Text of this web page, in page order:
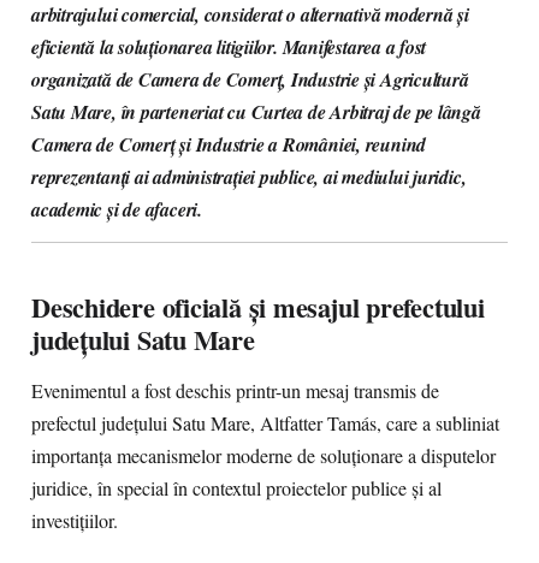
arbitrajului comercial, considerat o alternativă modernă și
eficientă la soluționarea litigiilor. Manifestarea a fost
organizată de Camera de Comerț, Industrie și Agricultură
Satu Mare, în parteneriat cu Curtea de Arbitraj de pe lângă
Camera de Comerț și Industrie a României, reunind
reprezentanți ai administrației publice, ai mediului juridic,
academic și de afaceri.
Deschidere oficială și mesajul prefectului
județului Satu Mare
Evenimentul a fost deschis printr-un mesaj transmis de
prefectul județului Satu Mare, Altfatter Tamás, care a subliniat
importanța mecanismelor moderne de soluționare a disputelor
juridice, în special în contextul proiectelor publice și al
investițiilor.